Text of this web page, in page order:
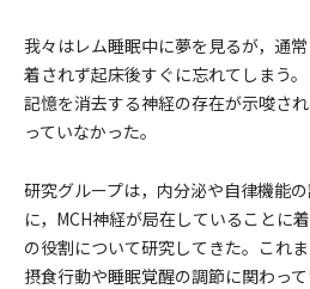
我々はレム睡眠中に夢を見るが，通
着されず起床後すぐに忘れてしまう
記憶を消去する神経の存在が示唆さ
っていなかった。
研究グループは，内分泌や自律機能
に，MCH神経が局在していることに
の役割について研究してきた。これ
摂食行動や睡眠覚醒の調節に関わっ